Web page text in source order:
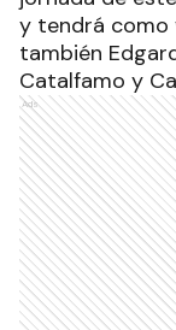
y tendrá como
también
Catalfamo y
Ads